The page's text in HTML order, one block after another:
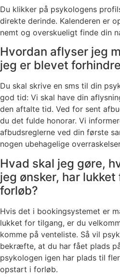
Du klikker på psykologens
direkte derinde. Kalenderen er
nemt og overskueligt finde din
Hvordan aflyser jeg
jeg er blevet
Du skal skrive en sms til din
god tid: Vi skal have din
den aftalte tid. Ved for sent
du det fulde honorar. Vi
afbudsreglerne ved din første
nogen ubehagelige
Hvad skal jeg gøre,
jeg ønsker, har
forløb?
Hvis det i bookingsystemet er
lukket for tilgang, er du
komme på venteliste. Så vil
bekræfte, at du har fået plads
psykologen igen har plads til
opstart i forløb.